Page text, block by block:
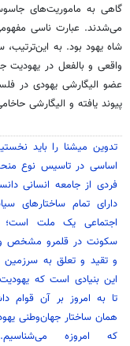
گاهی به ماموریت‌های
می‌شدند. عبارت ناسی
شاه یهود بود. به این‌ترتیب،
واقعی و بالفعل در یهودیت
عضو الیگارشی یهودی در
پیوند یافته و الیگارشی
تدوین میشنا را باید
اساسی در تاسیس نوع
فردی از جامعه انسانی
دارای تمام ساختارهای
اجتماعی یک ملت است؛
سکونت در قلمرو مشخص
و تقید و تعلق به
این بنیادی است که
تا به امروز بر آن قوام
همان ساختار جهان‌وطنی
که امروزه